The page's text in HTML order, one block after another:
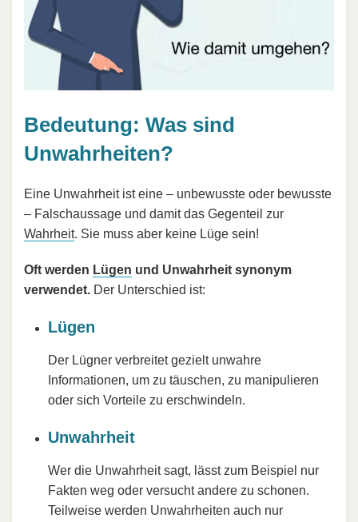
Bedeutung: Was sind
Unwahrheiten?
Eine Unwahrheit ist eine – unbewusste oder bewusste
– Falschaussage und damit das Gegenteil zur
Wahrheit. Sie muss aber keine Lüge sein!
Oft werden Lügen und Unwahrheit synonym
verwendet. Der Unterschied ist:
Lügen
Der Lügner verbreitet gezielt unwahre
Informationen, um zu täuschen, zu manipulieren
oder sich Vorteile zu erschwindeln.
Unwahrheit
Wer die Unwahrheit sagt, lässt zum Beispiel nur
Fakten weg oder versucht andere zu schonen.
Teilweise werden Unwahrheiten auch nur